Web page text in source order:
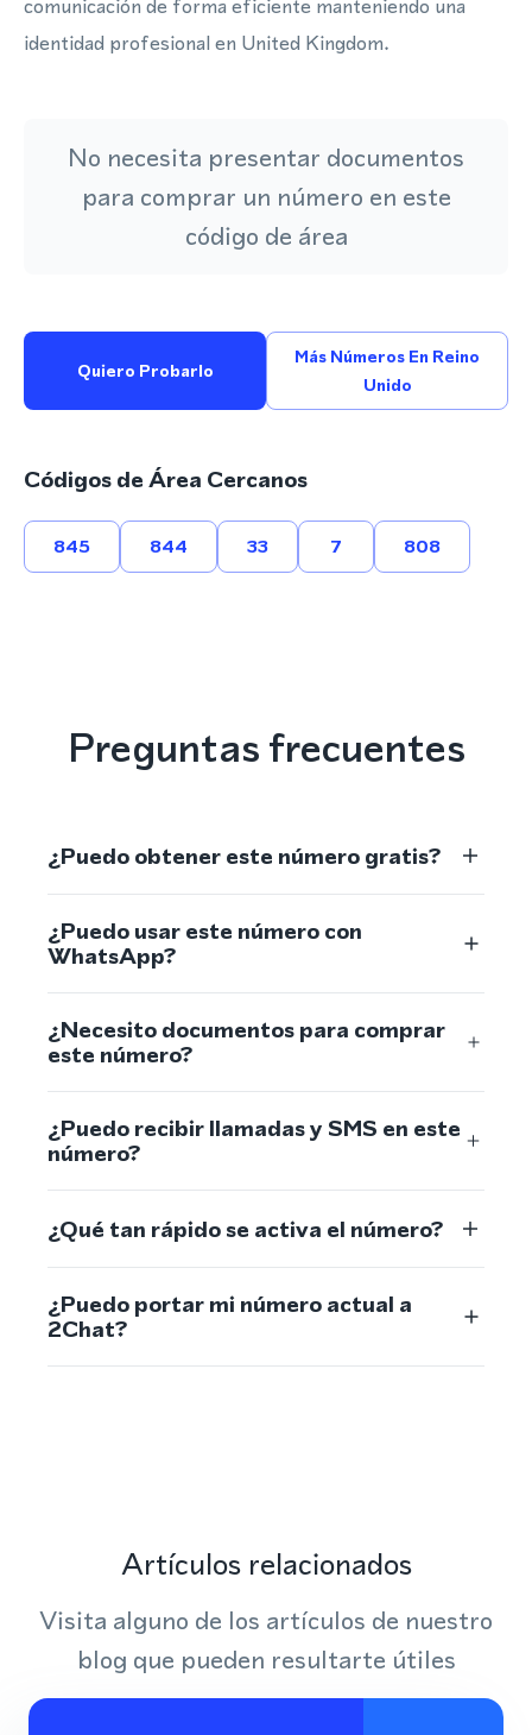
comunicación de forma eficiente manteniendo una
identidad profesional en United Kingdom.
No necesita presentar documentos
para comprar un número en este
código de área
Quiero Probarlo
Más Números En Reino
Unido
Códigos de Área Cercanos
845 844 33 7 808
Preguntas frecuentes
¿Puedo obtener este número gratis?
¿Puedo usar este número con
WhatsApp?
¿Necesito documentos para comprar
este número?
¿Puedo recibir llamadas y SMS en este
número?
¿Qué tan rápido se activa el número?
¿Puedo portar mi número actual a
2Chat?
Artículos relacionados
Visita alguno de los artículos de nuestro
blog que pueden resultarte útiles